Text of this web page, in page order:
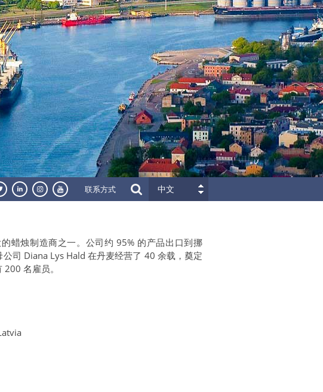
联系方式 中文
蜡烛制造商之一。公司约 95% 的产品出口到挪
司 Diana Lys Hald 在丹麦经营了 40 余载，奠定
名雇员。